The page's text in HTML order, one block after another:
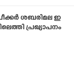
ശബരിമല ഇ
പ്രഖ്യാപനം